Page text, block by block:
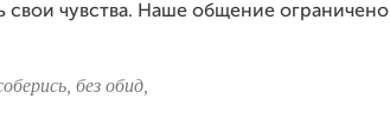
свои чувства. Наше общение ограничено
без обид,